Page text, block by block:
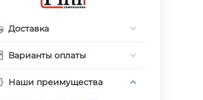
Доставка
Варианты оплаты
Наши преимущества